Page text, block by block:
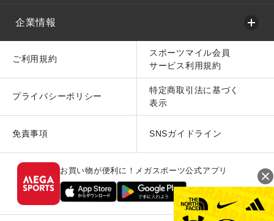
企業情報
ご利用規約
スポーツマイル会員
サービス利用規約
プライバシーポリシー
特定商取引法に基づく
表示
免責事項 SNSガイドライン
お買い物が便利に！メガスポーツ公式アプリ